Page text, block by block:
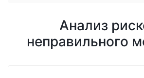
Анализ
неправильного